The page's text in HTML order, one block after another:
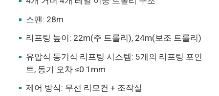
스팬: 28m
리프팅 높이: 22m(주 트롤리), 24m(보조 트롤리)
유압식 동기식 리프팅 시스템: 5개의 리프팅 포인
트, 동기 오차 ≤0.1mm
제어 방식: 무선 리모컨 + 조작실